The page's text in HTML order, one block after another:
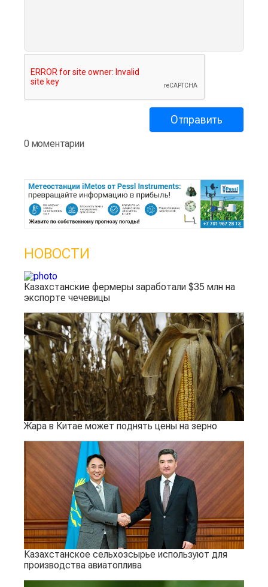
0 моментарии
НОВОСТИ
Казахстанские фермеры заработали $35 млн на
экспорте чечевицы
Жара в Китае может поднять цены на зерно
Казахстанское сельхозсырье используют для
производства авиатоплива